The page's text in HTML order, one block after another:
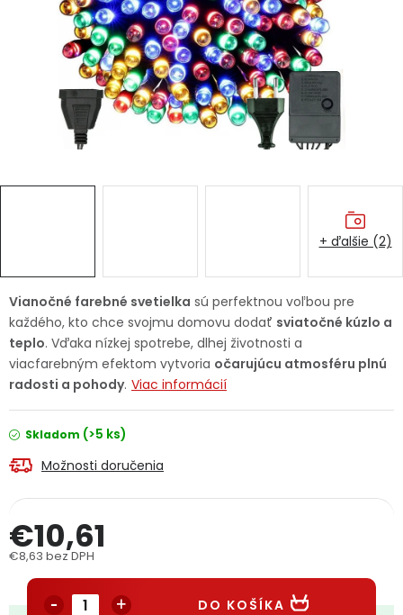
Ochranné pracovné pomôcky
Vianoce
Fotovoltaika
Servis náradia Hodnotenie obchodu
Doprava a platba Váš zákaznícky účet
Kontakty
Reklamačný formulár
Obchodné podmienky
Podmienky ochrany osobných údajov
Vianočné farebné svetielka sú perfektnou voľbou pre
každého, kto chce svojmu domovu dodať sviatočné kúzlo a
teplo. Vďaka nízkej spotrebe, dlhej životnosti a
viacfarebným efektom vytvoria očarujúcu atmosféru plnú
radosti a pohody. Viac informácií
Skladom (>5 ks)
Možnosti doručenia
€10,61
€8,63 bez DPH
DO KOŠÍKA
+ ďalšie (2)